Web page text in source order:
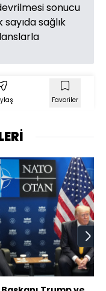
sonucu
sağlık
Favoriler